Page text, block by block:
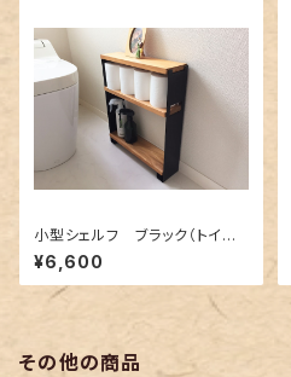
小型シェルフ ブラック（トイレ
収納・小物ディスプレイ)
¥6,600
その他の商品